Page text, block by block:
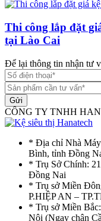
Thi công lắp đặt
tại Lào Cai
Để lại thông tin nhận tư
Gửi
CÔNG TY TNHH
* Địa chỉ Nhà
Bình, tỉnh Đồng
* Trụ Sở Chính:
Đồng Nai
* Trụ sở Miền
P.HIỆP AN –
* Trụ sở Miền
Nôi (Ngay chân